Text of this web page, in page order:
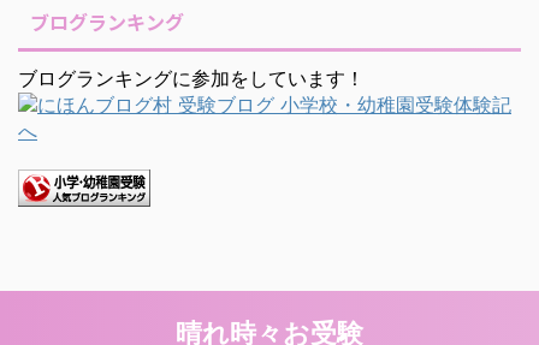
ブログランキング
ブログランキングに参加をしています！
晴れ時々お受験